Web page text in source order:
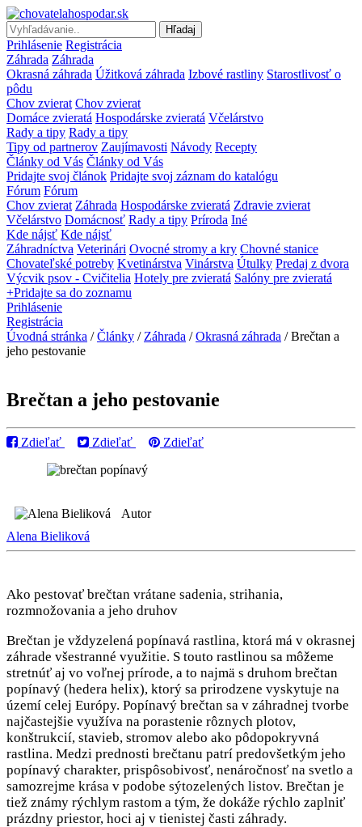
Hľadaj
Prihlásenie Registrácia
Záhrada Záhrada
Okrasná záhrada Úžitková záhrada Izbové rastliny Starostlivosť o
pôdu
Chov zvierat Chov zvierat
Domáce zvieratá Hospodárske zvieratá Včelárstvo
Rady a tipy Rady a tipy
Tipy od partnerov Zaujímavosti Návody Recepty
Články od Vás Články od Vás
Pridajte svoj článok Pridajte svoj záznam do katalógu
Fórum Fórum
Chov zvierat Záhrada Hospodárske zvieratá Zdravie zvierat
Včelárstvo Domácnosť Rady a tipy Príroda Iné
Kde nájsť Kde nájsť
Záhradníctva Veterinári Ovocné stromy a kry Chovné stanice
Chovateľské potreby Kvetinárstva Vinárstva Útulky Predaj z dvora
Výcvik psov - Cvičitelia Hotely pre zvieratá Salóny pre zvieratá
+Pridajte sa do zoznamu
Prihlásenie
Registrácia
Úvodná stránka / Články / Záhrada / Okrasná záhrada / Brečtan a
jeho pestovanie
Brečtan a jeho pestovanie
Zdieľať Zdieľať Zdieľať
Autor
Alena Bieliková
Ako pestovať brečtan vrátane sadenia, strihania,
rozmnožovania a jeho druhov
Brečtan je vždyzelená popínavá rastlina, ktorá má v okrasnej
záhrade všestranné využitie. S touto rastlinou sa môžeme
stretnúť aj vo voľnej prírode, a to najmä s druhom brečtan
popínavý (hedera helix), ktorý sa prirodzene vyskytuje na
území celej Európy. Popínavý brečtan sa v záhradnej tvorbe
najčastejšie využíva na porastenie rôznych plotov,
konštrukcií, stavieb, stromov alebo ako pôdopokryvná
rastlina. Medzi prednosti brečtanu patrí predovšetkým jeho
popínavý charakter, prispôsobivosť, nenáročnosť na svetlo a
samozrejme krása v podobe sýtozelených listov. Brečtan je
tiež známy rýchlym rastom a tým, že dokáže rýchlo zaplniť
prázdny priestor, hoci aj v tienistej časti záhrady.